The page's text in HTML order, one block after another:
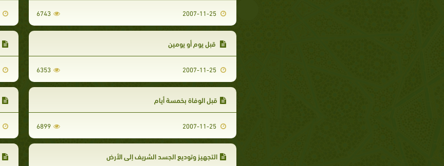
2007-11-25
6743
قبل يوم أو يومين‏‏
2007-11-25
6353
قبل الوفاة بخمسة أيام‏‏
2007-11-25
6899
التجهيز وتوديع الجسد الشريف إلى الأرض‏‏